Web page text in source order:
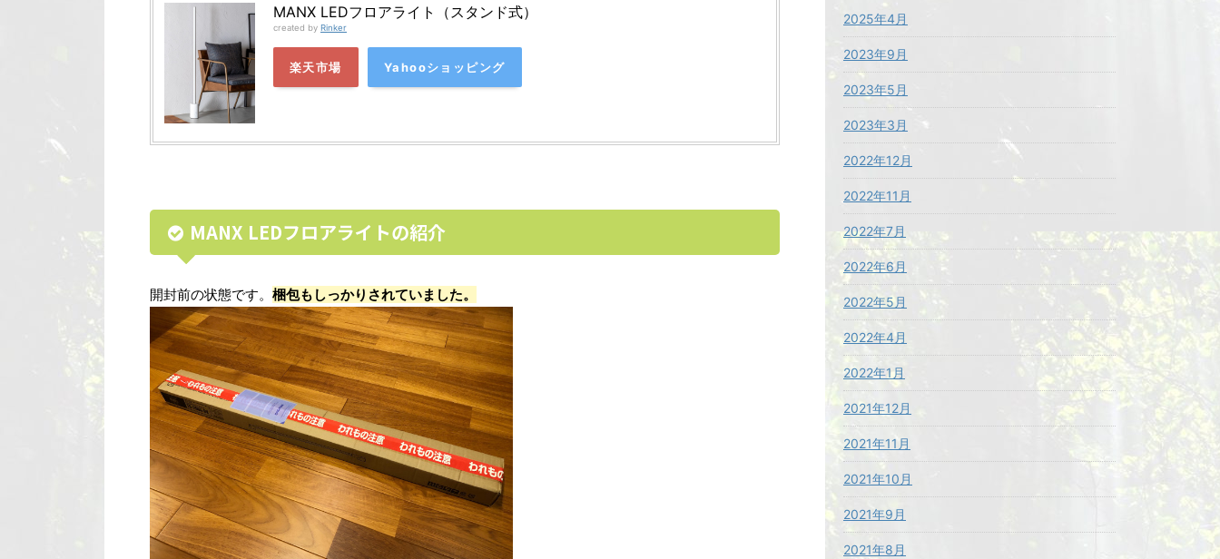
MANX LEDフロアライト（スタンド式）
created by Rinker
楽天市場 Yahooショッピング
MANX LEDフロアライトの紹介
開封前の状態です。 梱包もしっかりされていました。
2025年4月
2023年9月
2023年5月
2023年3月
2022年12月
2022年11月
2022年7月
2022年6月
2022年5月
2022年4月
2022年1月
2021年12月
2021年11月
2021年10月
2021年9月
2021年8月